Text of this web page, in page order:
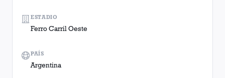
ESTADIO
Ferro Carril Oeste
PAÍS
Argentina